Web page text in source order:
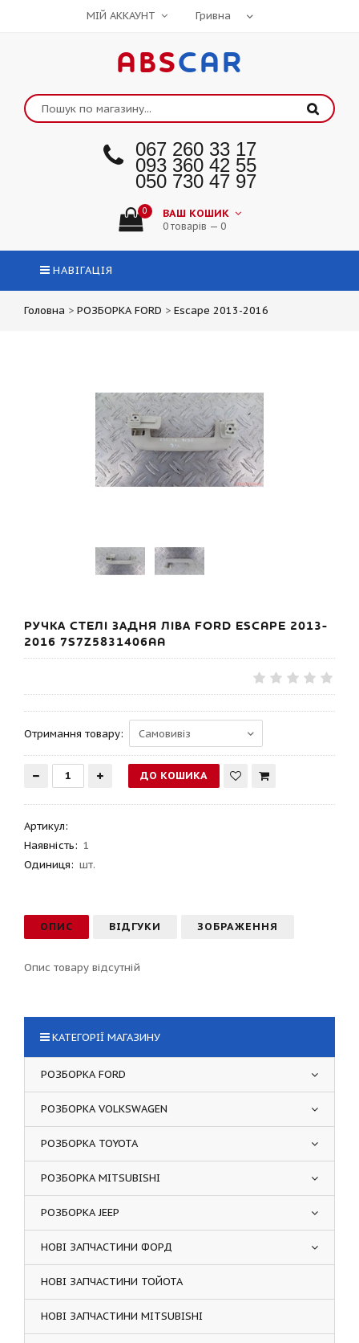
МІЙ АККАУНТ
ABSCAR
067 260 33 17
093 360 42 55
050 730 47 97
0 ВАШ КОШИК
0 товарів — 0
НАВІГАЦІЯ
Головна > РОЗБОРКА FORD > Escape 2013-2016
РУЧКА СТЕЛІ ЗАДНЯ ЛІВА FORD ESCAPE 2013-
2016 7S7Z5831406AA
Отримання товару:
Артикул:
Наявність: 1
Одиниця: шт.
ОПИС ВІДГУКИ ЗОБРАЖЕННЯ
Опис товару відсутній
КАТЕГОРІЇ МАГАЗИНУ
РОЗБОРКА FORD
РОЗБОРКА VOLKSWAGEN
РОЗБОРКА TOYOTA
РОЗБОРКА MITSUBISHI
РОЗБОРКА JEEP
НОВІ ЗАПЧАСТИНИ ФОРД
НОВІ ЗАПЧАСТИНИ ТОЙОТА
НОВІ ЗАПЧАСТИНИ MITSUBISHI